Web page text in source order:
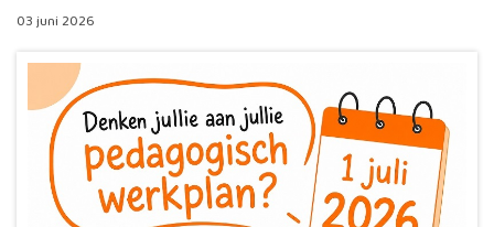
03 juni 2026